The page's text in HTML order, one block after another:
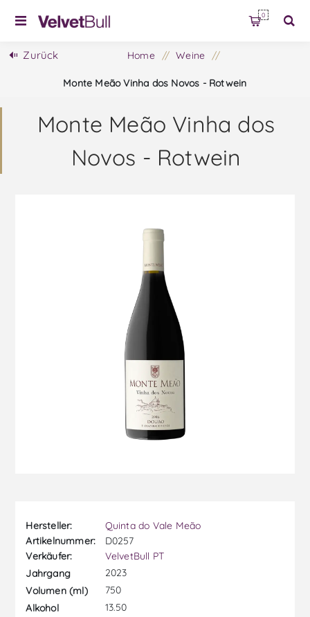
0
Zurück Home / Weine /
Monte Meão Vinha dos Novos - Rotwein
Monte Meão Vinha dos
Novos - Rotwein
Hersteller:
Quinta do Vale Meão
Artikelnummer:
D0257
Verkäufer:
VelvetBull PT
Jahrgang
2023
Volumen (ml)
750
Alkohol
13.50